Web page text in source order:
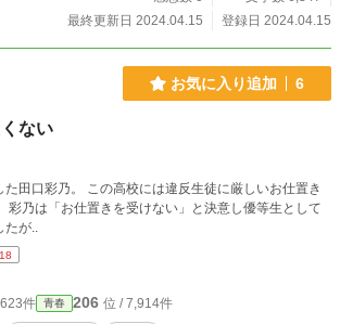
最終更新日 2024.04.15
登録日 2024.04.15
お気に入り追加 6
ない
違反生徒に厳しいお仕置き
たが..
件 青春 206 位 / 7,914件